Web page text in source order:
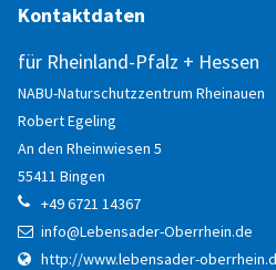
Kontaktdaten
für Rheinland-Pfalz + Hessen
NABU-Naturschutzzentrum Rheinauen
RobertEgeling
An den Rheinwiesen 5
55411 Bingen
+49 6721 14367
info@Lebensader-Oberrhein.de
http://www.lebensader-
Send a copy of this email to